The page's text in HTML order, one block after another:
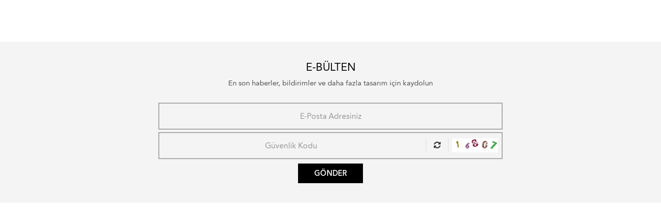
E-BÜLTEN
En son haberler, bildirimler ve daha fazla tasarım için kaydolun
GÖNDER